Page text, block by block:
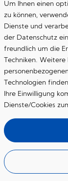
Um Ihnen einen
zu können,
Dienste und
der Datenschutz
freundlich um die
Techniken.
Technologien
Ihre Einwilligung
Dienste/Cookies
Online-